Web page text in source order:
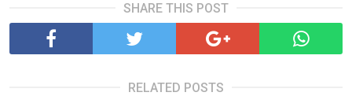
SHARE THIS POST
RELATED POSTS